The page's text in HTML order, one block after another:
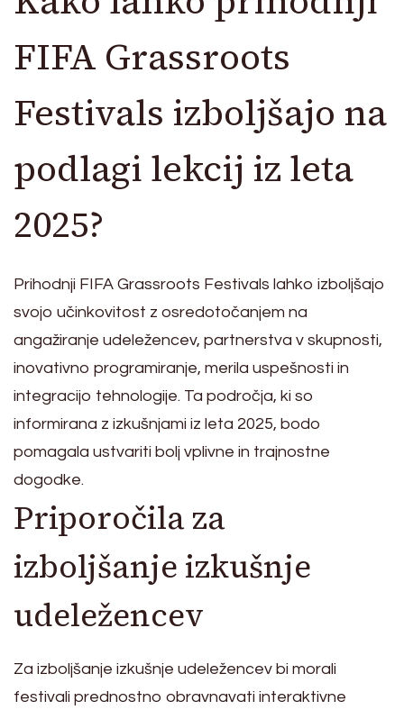
FIFA Grassroots
Festivals izboljšajo na
podlagi lekcij iz leta
2025?
Prihodnji FIFA Grassroots Festivals lahko izboljšajo
svojo učinkovitost z osredotočanjem na
angažiranje udeležencev, partnerstva v skupnosti,
inovativno programiranje, merila uspešnosti in
integracijo tehnologije. Ta področja, ki so
informirana z izkušnjami iz leta 2025, bodo
pomagala ustvariti bolj vplivne in trajnostne
dogodke.
Priporočila za
izboljšanje izkušnje
udeležencev
Za izboljšanje izkušnje udeležencev bi morali
festivali prednostno obravnavati interaktivne